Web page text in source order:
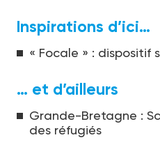
Inspirations d’ici…
« Focale » : dispositif
… et d’ailleurs
Grande-Bretagne :
des réfugiés